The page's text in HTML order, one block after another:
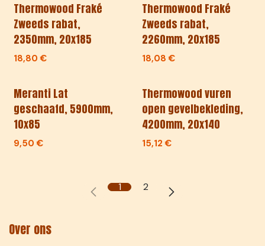
Thermowood Fraké
Zweeds rabat,
2350mm, 20x185
18,80 €
Thermowood Fraké
Zweeds rabat,
2260mm, 20x185
18,08 €
Meranti Lat
geschaafd, 5900mm,
10x85
9,50 €
Thermowood vuren
open gevelbekleding,
4200mm, 20x140
15,12 €
1 2
Over ons